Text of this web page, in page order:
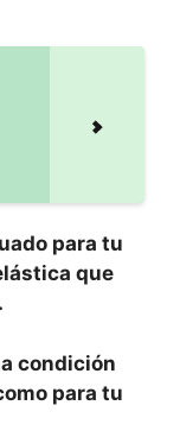
para tu
que
condición
para tu